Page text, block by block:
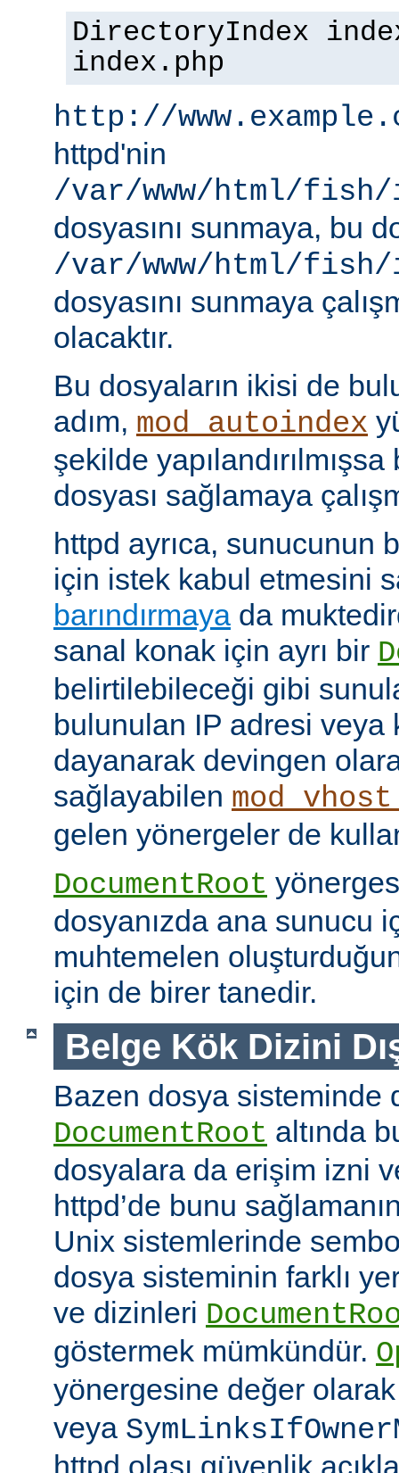
DirectoryIndex
index.php
http://
httpd'nin
/var/www/html/
dosyasını sunmaya, bu
/var/www/html/fish/
dosyasını sunmaya
olacaktır.
Bu dosyaların ikisi de
adım, mod_autoindex
şekilde
dosyası sağlamaya
httpd ayrıca, sunucunun
için istek kabul etmesini
barındırmaya da
sanal konak için ayrı bir
belirtilebileceği gibi
bulunulan IP adresi veya
dayanarak devingen
sağlayabilen
gelen yönergeler de
DocumentRoot
dosyanızda ana sunucu
muhtemelen
için de birer tanedir.
Belge Kök Dizini
Bazen dosya sisteminde
DocumentRoot altında
dosyalara da erişim izni
httpd’de bunu
Unix sistemlerinde
dosya sisteminin farklı
ve dizinleri
göstermek mümkündür.
yönergesine değer
veya